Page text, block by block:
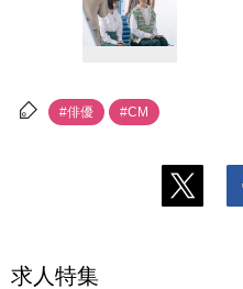
#俳優 #CM
求人特集